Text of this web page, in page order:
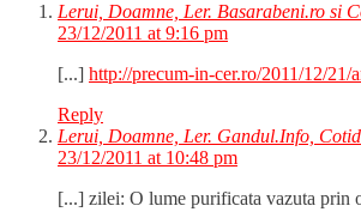
Lerui, Doamne, Ler. Basarabeni.ro si
23/12/2011 at 9:16 pm
[...] http://precum-in-cer.ro/2011/12/21/
Reply
Lerui, Doamne, Ler. Gandul.Info,
23/12/2011 at 10:48 pm
[...] zilei: O lume purificata vazuta prin